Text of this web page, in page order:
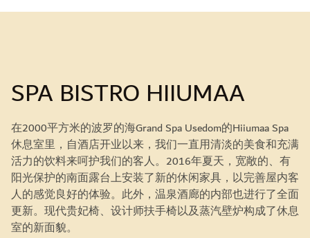
SPA BISTRO HIIUMAA
在2000平方米的波罗的海Grand Spa Usedom的Hiiumaa Spa
休息室里，自酒店开业以来，我们一直用清淡的美食和充满
活力的饮料来呵护我们的客人。2016年夏天，宽敞的、有
阳光保护的南面露台上安装了新的休闲家具，以完善屋内客
人的感觉良好的体验。此外，温泉酒廊的内部也进行了全面
更新。现代贵妃椅、设计师扶手椅以及蒸汽壁炉构成了休息
室的新面貌。